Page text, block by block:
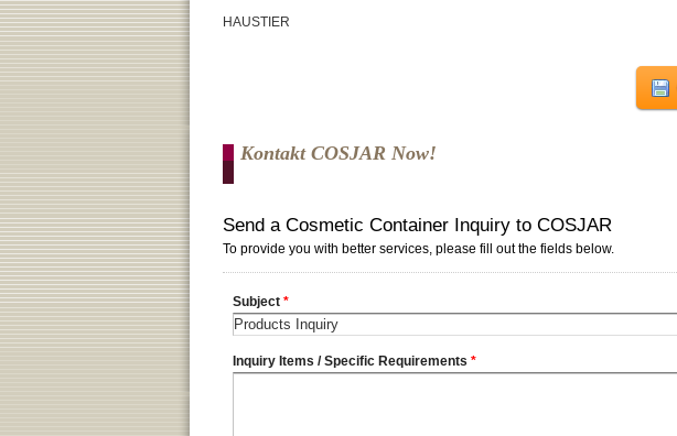
HAUSTIER
Kontakt COSJAR Now!